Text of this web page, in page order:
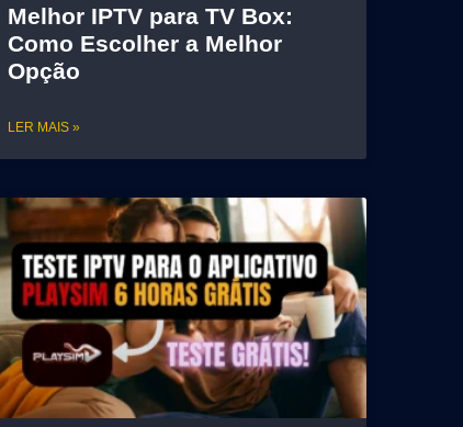
Melhor IPTV para TV Box:
Como Escolher a Melhor
Opção
LER MAIS »